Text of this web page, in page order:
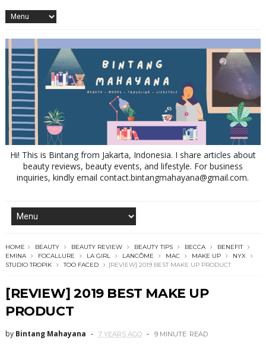
Hi! This is Bintang from Jakarta, Indonesia. I share articles about
beauty reviews, beauty events, and lifestyle. For business
inquiries, kindly email contact.bintangmahayana@gmail.com.
HOME BEAUTY BEAUTY REVIEW BEAUTY TIPS BECCA
BENEFIT
EMINA
FOCALLURE LA GIRL LANCÔME MAC MAKE UP
NYX
STUDIO TROPIK
TOO FACED [REVIEW] 2019 BEST MAKE UP PRODUCT
[REVIEW] 2019 BEST MAKE UP
PRODUCT
by Bintang Mahayana 7 YEARS AGO 9 MINUTE READ